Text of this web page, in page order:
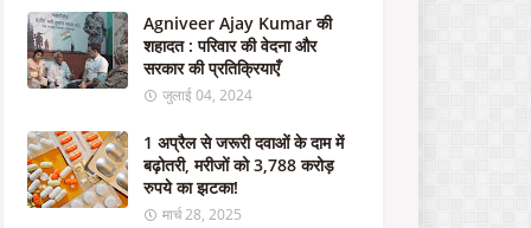
म
र्ड
र
क
के
लि
ए
सं
Agniveer Ajay Kumar की
शहादत : परिवार की वेदना और
सरकार की प्रतिक्रियाएँ
जुलाई 04, 2024
1 अप्रैल से जरूरी दवाओं के दाम में
बढ़ोतरी, मरीजों को 3,788 करोड़
रुपये का झटका!
मार्च 28, 2025